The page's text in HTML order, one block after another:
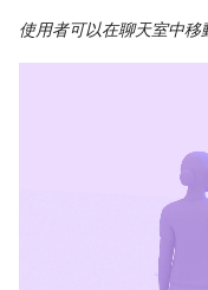
使用者可以在聊天室中移